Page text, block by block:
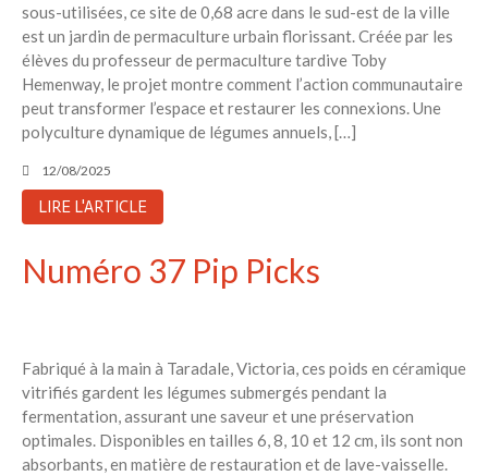
sous-utilisées, ce site de 0,68 acre dans le sud-est de la ville
est un jardin de permaculture urbain florissant. Créée par les
élèves du professeur de permaculture tardive Toby
Hemenway, le projet montre comment l’action communautaire
peut transformer l’espace et restaurer les connexions. Une
polyculture dynamique de légumes annuels, […]
12/08/2025
LIRE L'ARTICLE
Numéro 37 Pip Picks
Fabriqué à la main à Taradale, Victoria, ces poids en céramique
vitrifiés gardent les légumes submergés pendant la
fermentation, assurant une saveur et une préservation
optimales. Disponibles en tailles 6, 8, 10 et 12 cm, ils sont non
absorbants, en matière de restauration et de lave-vaisselle.